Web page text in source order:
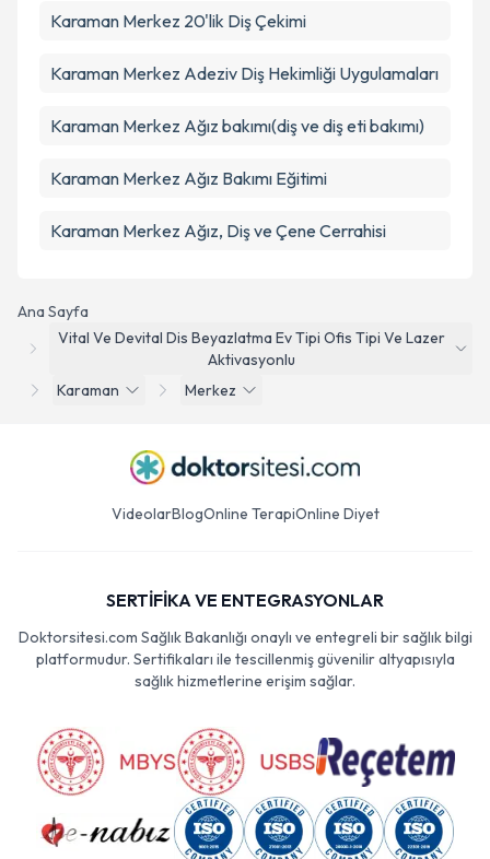
Ana Sayfa
Vital Ve Devital Dis Beyazlatma Ev Tipi Ofis Tipi Ve Lazer
Aktivasyonlu
Karaman
Merkez
Karaman Merkez 20'lik Diş Çekimi
Karaman Merkez Adeziv Diş Hekimliği Uygulamaları
Karaman Merkez Ağız bakımı(diş ve diş eti bakımı)
Karaman Merkez Ağız Bakımı Eğitimi
Karaman Merkez Ağız, Diş ve Çene Cerrahisi
VideolarBlogOnline TerapiOnline Diyet
SERTİFİKA VE ENTEGRASYONLAR
Doktorsitesi.com Sağlık Bakanlığı onaylı ve entegreli bir sağlık bilgi
platformudur. Sertifikaları ile tescillenmiş güvenilir altyapısıyla
sağlık hizmetlerine erişim sağlar.